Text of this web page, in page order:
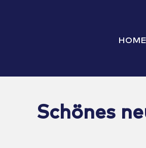
HOME
Schönes